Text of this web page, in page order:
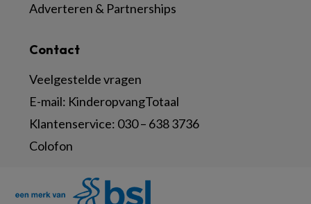
Contact
Veelgestelde vragen
E-mail: KinderopvangTotaal
Klantenservice: 030 – 638 3736
Colofon
Adverteren & Partnerships